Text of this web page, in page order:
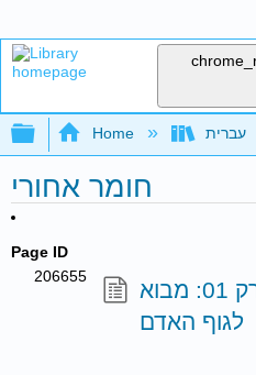
Expand/collapse
Home
חומר אחורי
Page ID
206655
מונחי מפתח פרק 01: מבוא
לגוף האדם